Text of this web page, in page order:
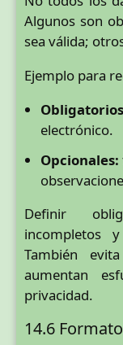
Algunos son
sea válida;
Ejemplo para
electrónico.
Opcionales:
Definir
incompletos
También
aumentan
privacidad.
14.6